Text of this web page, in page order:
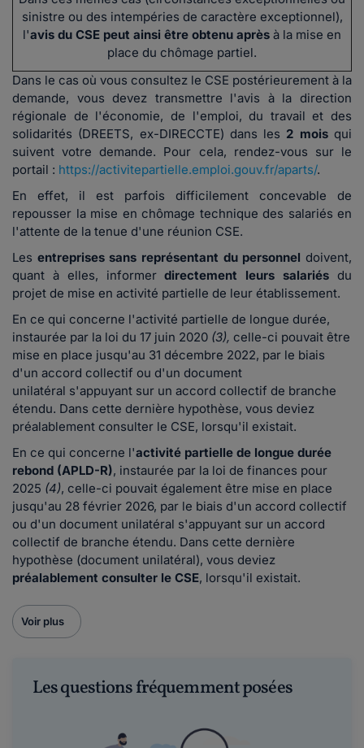
sinistre ou des intempéries de caractère exceptionnel),
l'avis du CSE peut ainsi être obtenu après à la mise en
place du chômage partiel.
Dans le cas où vous consultez le CSE postérieurement à la
demande, vous devez transmettre l'avis à la direction
régionale de l'économie, de l'emploi, du travail et des
solidarités (DREETS, ex-DIRECCTE) dans les 2 moisqui
suivent votre demande. Pour cela, rendez-vous sur le
portail : https://activitepartielle.emploi.gouv.fr/aparts/.
En effet, il est parfois difficilement concevable de
repousser la mise en chômage technique des salariés en
l'attente de la tenue d'une réunion CSE.
Les entreprises sans représentant du personnel doivent,
quant à elles, informerdirectement leurs salariés du
projet de mise en activité partielle de leur établissement.
En ce qui concerne l'activité partielle de longue durée,
instaurée par la loi du 17 juin 2020 (3), celle-ci pouvait être
mise en place jusqu'au 31 décembre 2022, par le biais
d'un accord collectif ou d'un document
unilatéral s'appuyant sur un accord collectif de branche
étendu. Dans cette dernière hypothèse, vous deviez
préalablement consulter le CSE, lorsqu'il existait.
En ce qui concerne l'activité partielle de longue durée
rebond (APLD-R), instaurée par la loi de finances pour
2025 (4), celle-ci pouvait également être mise en place
jusqu'au 28 février 2026, par le biais d'un accord collectif
ou d'un document unilatéral s'appuyant sur un accord
collectif de branche étendu. Dans cette dernière
hypothèse (document unilatéral), vous deviez
préalablement consulter le CSE, lorsqu'il existait.
Voir plus
Les questions fréquemment posées